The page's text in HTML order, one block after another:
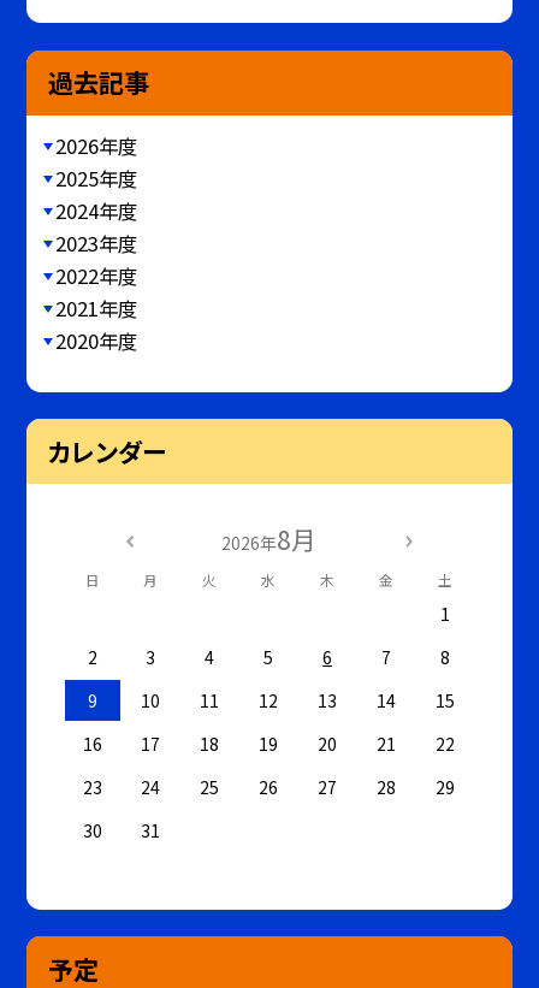
過去記事
2026年度
2025年度
2024年度
2023年度
2022年度
2021年度
2020年度
カレンダー
2026年8月
日 月 火 水 木 金 土
1
2
3 4 5 6 7
8
9
10 11 12 13 14
15
16
17 18 19 20 21
22
23
24 25 26 27 28
29
30
31
予定